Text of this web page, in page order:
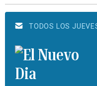
TODOS LOS